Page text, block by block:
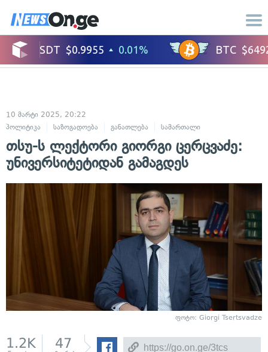
10 მარტი 2025, 20:22
პოლიტიკა
საზოგადოება განათლება სამართალი
თსუ-ს ლექტორი გიორგი ცერცვაძე:
უნივერსიტეტიდან გამაგდეს
ფოტო: Giorgi Tsertsvadze
1.2K 47